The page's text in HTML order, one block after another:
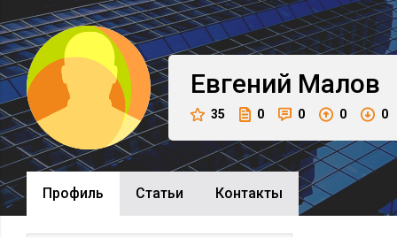
Евгений Малов
35 0 0 0 0
Профиль Cтатьи Контакты